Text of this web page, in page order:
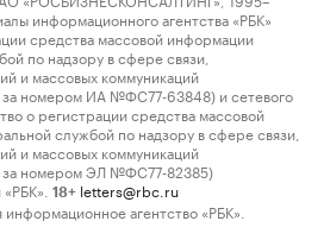
информационного агентства «РБК»
средства массовой информации
по надзору в сфере связи,
и массовых коммуникаций
за номером ИА №ФС77-63848) и сетевого
о регистрации средства массовой
службой по надзору в сфере связи,
и массовых коммуникаций
за номером ЭЛ №ФС77-82385)
18+ letters@rbc.ru
агентство «РБК».